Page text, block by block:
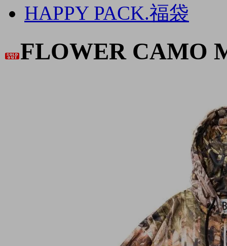
HAPPY PACK.福袋
FLOWER CAMO